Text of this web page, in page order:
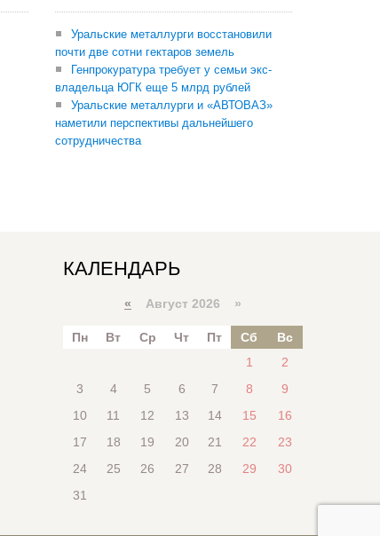
Уральские металлурги восстановили
почти две сотни гектаров земель
Генпрокуратура требует у семьи экс-
владельца ЮГК еще 5 млрд рублей
Уральские металлурги и «АВТОВАЗ»
наметили перспективы дальнейшего
сотрудничества
КАЛЕНДАРЬ
« Август 2026 »
Пн Вт Ср Чт Пт Сб
Вс
1
2
3
4 5 6 7 8
9
10
11 12 13 14 15
16
17
18 19 20 21 22
23
24
25 26 27 28 29
30
31